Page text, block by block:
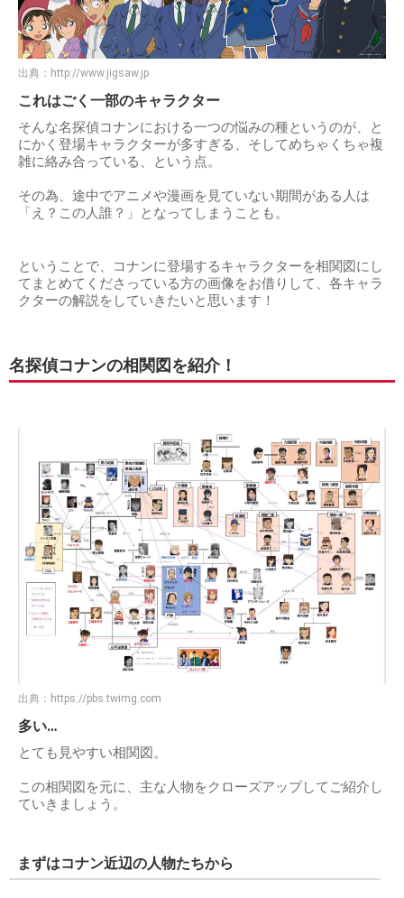
出典： http://www.jigsaw.jp
これはごく一部のキャラクター
そんな名探偵コナンにおける一つの悩みの種というのが、と
にかく登場キャラクターが多すぎる、そしてめちゃくちゃ複
雑に絡み合っている、という点。
その為、途中でアニメや漫画を見ていない期間がある人は
「え？この人誰？」となってしまうことも。
ということで、コナンに登場するキャラクターを相関図にし
てまとめてくださっている方の画像をお借りして、各キャラ
クターの解説をしていきたいと思います！
名探偵コナンの相関図を紹介！
出典： https://pbs.twimg.com
多い…
とても見やすい相関図。
この相関図を元に、主な人物をクローズアップしてご紹介し
ていきましょう。
まずはコナン近辺の人物たちから